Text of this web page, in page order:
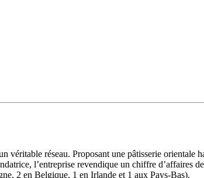
véritable réseau. Proposant une pâtisserie orientale
l’entreprise revendique un chiffre d’affaires
2 en Belgique, 1 en Irlande et 1 aux Pays-Bas).